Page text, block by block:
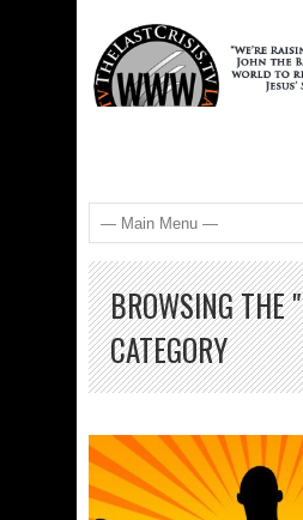
BROWSING THE
CATEGORY